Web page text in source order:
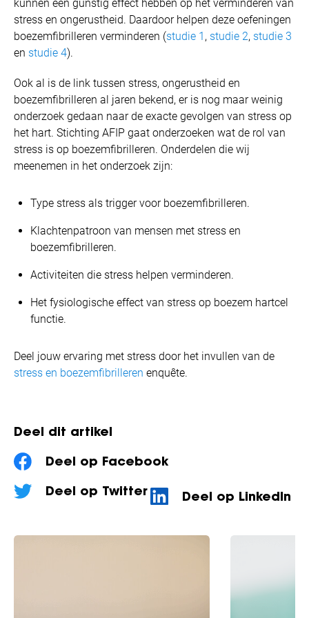
kunnen een gunstig effect hebben op het verminderen van
stress en ongerustheid. Daardoor helpen deze oefeningen
boezemfibrilleren verminderen (studie 1 , studie 2, studie 3
en studie 4).
Ook al is de link tussen stress, ongerustheid en
boezemfibrilleren al jaren bekend, er is nog maar weinig
onderzoek gedaan naar de exacte gevolgen van stress op
het hart. Stichting AFIP gaat onderzoeken wat de rol van
stress is op boezemfibrilleren. Onderdelen die wij
meenemen in het onderzoek zijn:
Type stress als trigger voor boezemfibrilleren.
Klachtenpatroon van mensen met stress en
boezemfibrilleren.
Activiteiten die stress helpen verminderen.
Het fysiologische effect van stress op boezem hartcel
functie.
Deel jouw ervaring met stress door het invullen van de
stress en boezemfibrilleren enquête.
Deel dit artikel
Deel op Facebook
Deel op Twitter
Deel op LinkedIn